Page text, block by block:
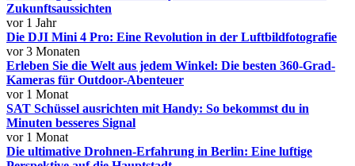
Zukunftsaussichten
vor 1 Jahr
Die DJI Mini 4 Pro: Eine Revolution in der Luftbildfotografie
vor 3 Monaten
Erleben Sie die Welt aus jedem Winkel: Die besten 360-Grad-
Kameras für Outdoor-Abenteuer
vor 1 Monat
SAT Schüssel ausrichten mit Handy: So bekommst du in
Minuten besseres Signal
vor 1 Monat
Die ultimative Drohnen-Erfahrung in Berlin: Eine luftige